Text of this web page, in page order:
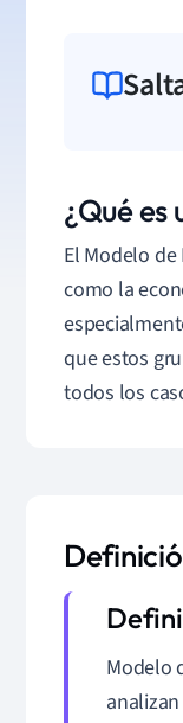
¿Qué
El Modelo
como la
que estos
todos los
Modelo